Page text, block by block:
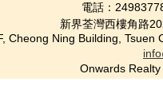
電話：
新界荃灣西樓角路
Cheong Ning Building,
Onwards